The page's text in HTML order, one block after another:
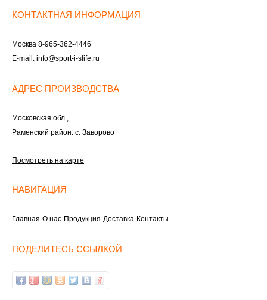
КОНТАКТНАЯ ИНФОРМАЦИЯ
Москва 8-965-362-4446
E-mail: info@sport-i-slife.ru
АДРЕС ПРОИЗВОДСТВА
Московская обл.,
Раменский район. с. Заворово
Посмотреть на карте
НАВИГАЦИЯ
Главная О нас Продукция Доставка Контакты
ПОДЕЛИТЕСЬ ССЫЛКОЙ